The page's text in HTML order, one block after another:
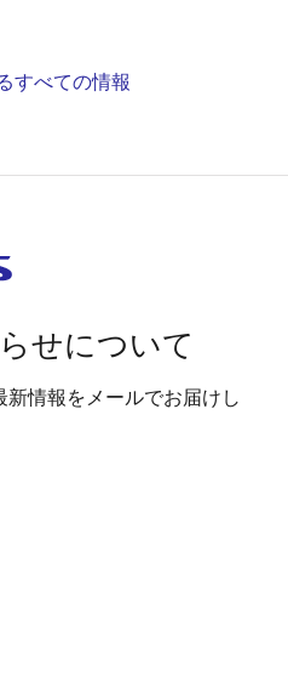
すべての情報
せについて
情報をメールでお届けし